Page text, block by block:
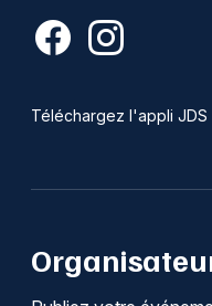
Téléchargez l'appli JDS